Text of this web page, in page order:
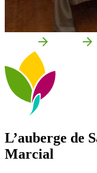
L’auberge de
Marcial